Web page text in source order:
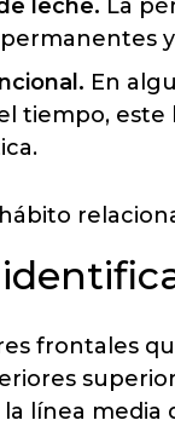
leche. La
En
tiempo,
frontales
línea